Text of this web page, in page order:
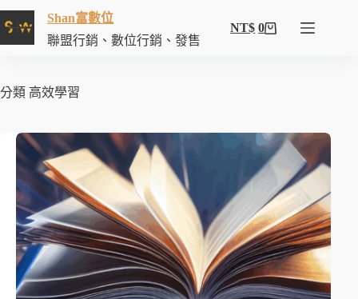
Shan富數位
聯盟行銷、數位行銷、發售
NT$ 0
分類 高效學習